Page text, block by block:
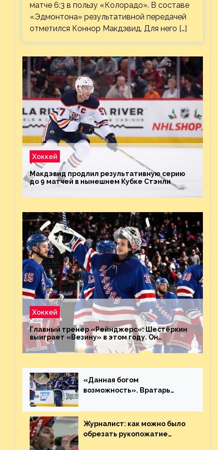
матче 6:3 в пользу «Колорадо». В составе
«Эдмонтона» результативной передачей
отметился Коннор Макдэвид. Для него […]
Хоккей
Макдэвид продлил результативную серию
до 9 матчей в нынешнем Кубке Стэнли
Хоккей
Главный тренер «Рейнджерс»: Шестёркин
выиграет «Везину» в этом году. Он
невероятен
«Данная богом
возможность». Вратарь
броске бутылкой в Кадри
Журналист: как можно было
обрезать рукопожатие